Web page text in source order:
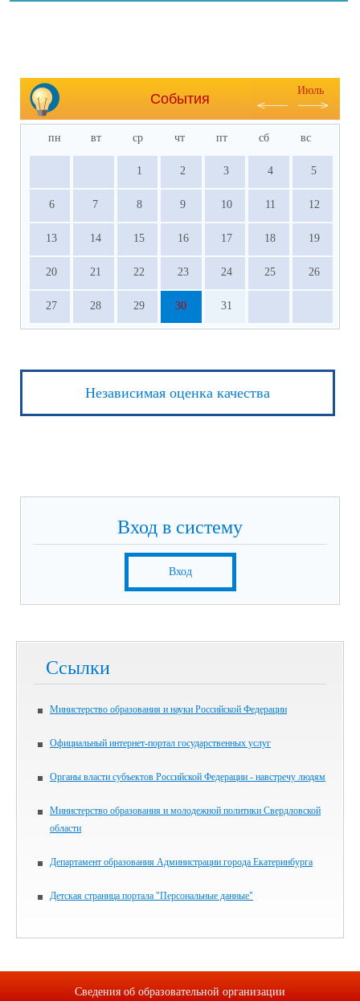
События
Июль
пн вт ср чт пт сб вс
1 2 3 4 5
6 7 8 9 10 11 12
13 14 15 16 17 18 19
20 21 22 23 24 25 26
27 28 29 30 31
Независимая оценка качества
Вход в систему
Вход
Ссылки
Министерство образования и науки Российской Федерации
Официальный интернет-портал государственных услуг
Органы власти субъектов Российской Федерации - навстречу людям
Министерство образования и молодежной политики Свердловской
области
Департамент образования Администрации города Екатеринбурга
Детская страница портала "Персональные данные"
Сведения об образовательной организации